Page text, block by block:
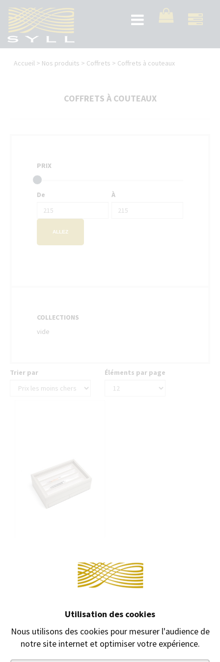
Utilisation des cookies
Nous utilisons des cookies pour mesurer l'audience de
notre site internet et optimiser votre expérience.
contenu
principal
Toggle
navigation
Vous
Accueil > Nos produits > Coffrets > Coffrets à couteaux
COFFRETS À COUTEAUX
PRIX
De À
ALLEZ
COLLECTIONS
vide
Trier par Éléments par page
COFFRET 8 COUTEAUX SYLL
8 couteaux.
215,00 € 175,00 €